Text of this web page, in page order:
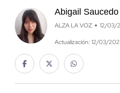
Abigail
ALZA LA VOZ 12/03/
Actualización: 12/03/